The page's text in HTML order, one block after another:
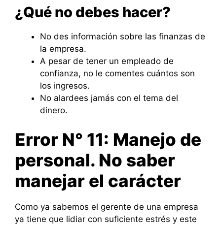
¿Qué no debes hacer?
No des información sobre las finanzas de
la empresa.
A pesar de tener un empleado de
confianza, no le comentes cuántos son
los ingresos.
No alardees jamás con el tema del
dinero.
Error N° 11: Manejo de
personal. No saber
manejar el carácter
Como ya sabemos el gerente de una empresa
ya tiene que lidiar con suficiente estrés y este